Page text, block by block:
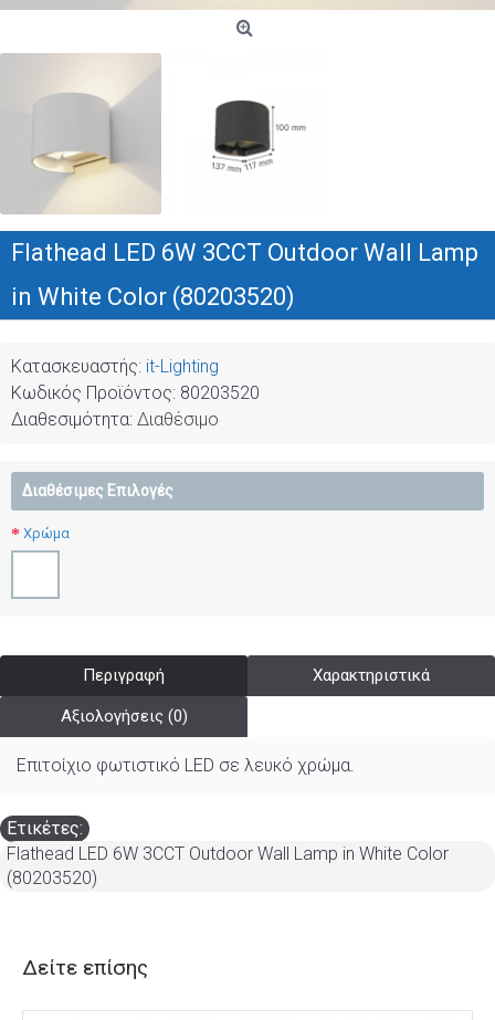
Flathead LED 6W 3CCT Outdoor Wall Lamp
in White Color (80203520)
Κατασκευαστής: it-Lighting
Κωδικός Προϊόντος: 80203520
Διαθεσιμότητα: Διαθέσιμο
Διαθέσιμες Επιλογές
Χρώμα
Περιγραφή Χαρακτηριστικά
Αξιολογήσεις (0)
Επιτοίχιο φωτιστικό LED σε λευκό χρώμα.
Ετικέτες:
Flathead LED 6W 3CCT Outdoor Wall Lamp in White Color
(80203520)
Δείτε επίσης